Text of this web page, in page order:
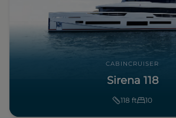
CABINCRUISER
Sirena 118
118 ft 10